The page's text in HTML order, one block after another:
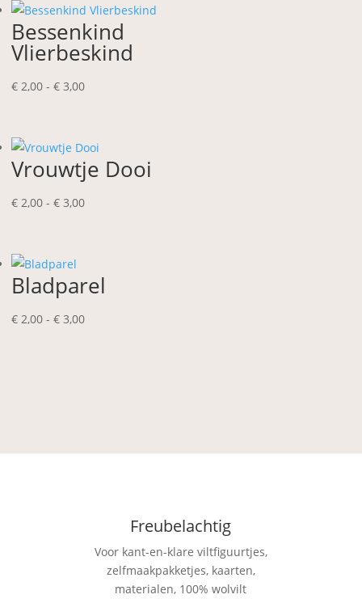
€ 3,00
Bessenkind
Vlierbeskind
€ 2,00 - € 3,00Prijsklasse:
€ 3,00
Vrouwtje Dooi
€ 2,00 - € 3,00Prijsklasse:
Bladparel
€ 2,00 - € 3,00Prijsklasse:
Freubelachtig
Voor kant-en-klare viltfiguurtjes,
zelfmaakpakketjes, kaarten,
materialen, 100% wolvilt